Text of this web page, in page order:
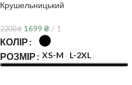
Крушельницький
2200₴ 1699₴ 1
КОЛІР
РОЗМІР
XS-M L-2XL